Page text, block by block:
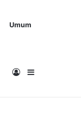
Umum
MasukSidebar